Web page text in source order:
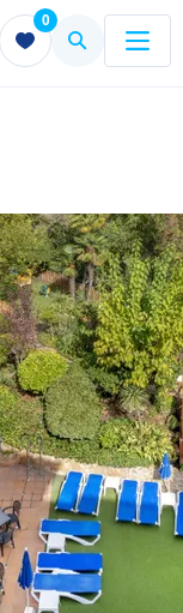
0
Menu Menu